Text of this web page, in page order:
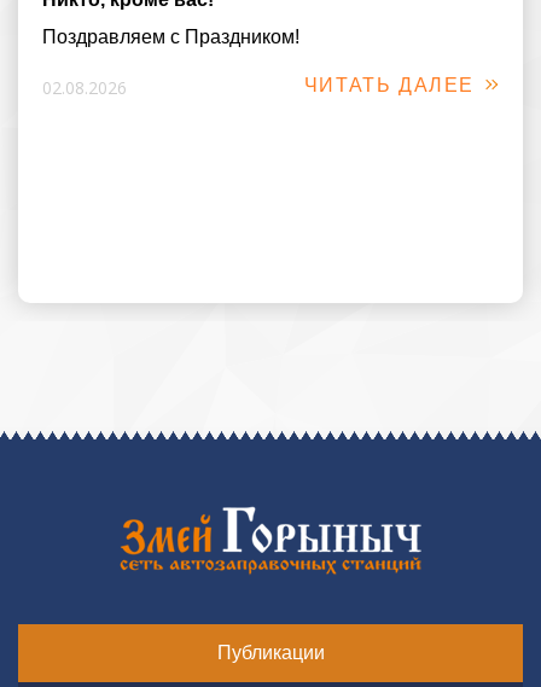
Поздравляем с Праздником!
02.08.2026 ЧИТАТЬ ДАЛЕЕ
Публикации